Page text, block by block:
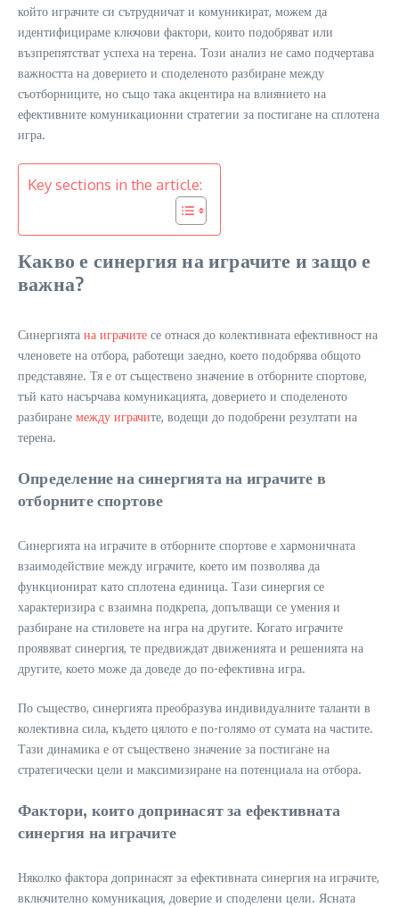
който играчите си сътрудничат и комуникират, можем да
идентифицираме ключови фактори, които подобряват или
възпрепятстват успеха на терена. Този анализ не само подчертава
важността на доверието и споделеното разбиране между
съотборниците, но също така акцентира на влиянието на
ефективните комуникационни стратегии за постигане на сплотена
игра.
Key sections in the article:
Какво е синергия на играчите и защо е
важна?
Синергията на играчите се отнася до колективната ефективност на
членовете на отбора, работещи заедно, което подобрява общото
представяне. Тя е от съществено значение в отборните спортове,
тъй като насърчава комуникацията, доверието и споделеното
разбиране между играчите, водещи до подобрени резултати на
терена.
Определение на синергията на играчите в
отборните спортове
Синергията на играчите в отборните спортове е хармоничната
взаимодействие между играчите, което им позволява да
функционират като сплотена единица. Тази синергия се
характеризира с взаимна подкрепа, допълващи се умения и
разбиране на стиловете на игра на другите. Когато играчите
проявяват синергия, те предвиждат движенията и решенията на
другите, което може да доведе до по-ефективна игра.
По същество, синергията преобразува индивидуалните таланти в
колективна сила, където цялото е по-голямо от сумата на частите.
Тази динамика е от съществено значение за постигане на
стратегически цели и максимизиране на потенциала на отбора.
Фактори, които допринасят за ефективната
синергия на играчите
Няколко фактора допринасят за ефективната синергия на играчите,
включително комуникация, доверие и споделени цели. Ясната